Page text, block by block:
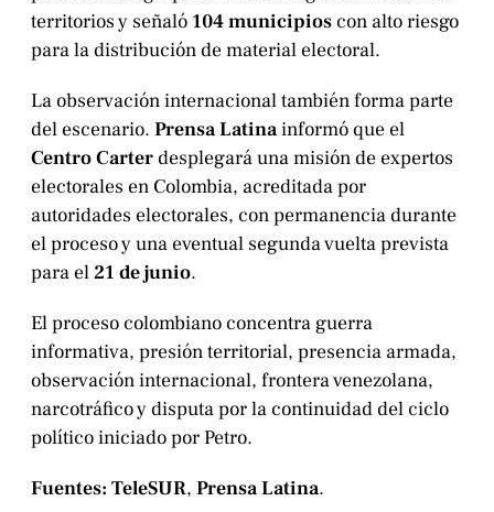
territorios y señaló 104 municipios con alto riesgo
para la distribución de material electoral.
La observación internacional también forma parte
del escenario. Prensa Latinainformó que el
Centro Carterdesplegará una misión de expertos
electorales en Colombia, acreditada por
autoridades electorales, con permanencia durante
el proceso y una eventual segunda vuelta prevista
para el21 de junio.
El proceso colombiano concentra guerra
informativa, presión territorial, presencia armada,
observación internacional, frontera venezolana,
narcotráfico y disputa por la continuidad del ciclo
político iniciado por Petro.
Fuentes: TeleSUR, Prensa Latina.